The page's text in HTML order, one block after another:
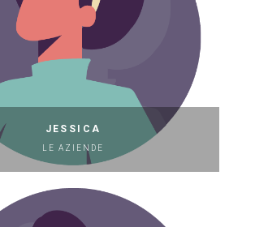
JESSICA
LE AZIENDE